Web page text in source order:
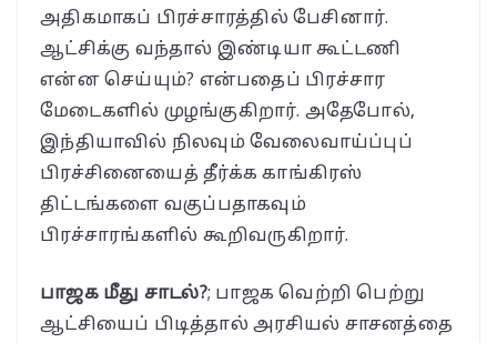
அதிகமாகப் பிரச்சாரத்தில் பேசினார்.
ஆட்சிக்கு வந்தால் இண்டியா கூட்டணி
என்ன செய்யும்? என்பதைப் பிரச்சார
மேடைகளில் முழங்குகிறார். அதேபோல்,
இந்தியாவில் நிலவும் வேலைவாய்ப்புப்
பிரச்சினையைத் தீர்க்க காங்கிரஸ்
திட்டங்களை வகுப்பதாகவும்
பிரச்சாரங்களில் கூறிவருகிறார்.
பாஜக மீது சாடல்?; பாஜக வெற்றி பெற்று
ஆட்சியைப் பிடித்தால் அரசியல் சாசனத்தை